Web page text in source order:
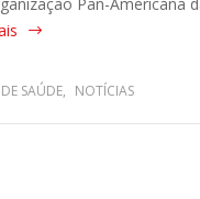
SAÚDE, NOTÍCIAS